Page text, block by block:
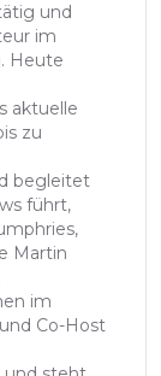
und
im
Heute
aktuelle
zu
begleitet
führt,
Martin
im
Co-Host